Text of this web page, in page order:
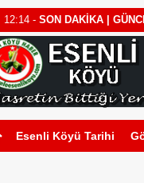
12:14 - SON DAKİKA |
12:02 - 2027 Düğün Takvimi
11:46 -Fikret Karakoç |
16:30 -Esenli Köyü 2026
Esenli Köyü Tarihi